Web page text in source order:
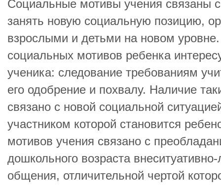
Социальные мотивы учения связаны
занять новую социальную позицию,
взрослыми и детьми на новом
социальных мотивов ребенка
ученика: следование требованиям
его одобрение и похвалу. Наличие
связано с новой социальной
участником которой становится
мотивов учения связано с
дошкольного возраста
общения, отличительной чертой